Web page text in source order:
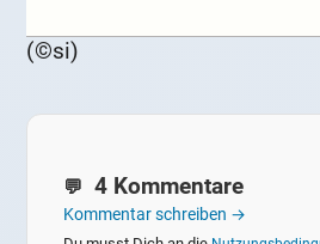
(©si)
4 Kommentare
Kommentar schreiben →